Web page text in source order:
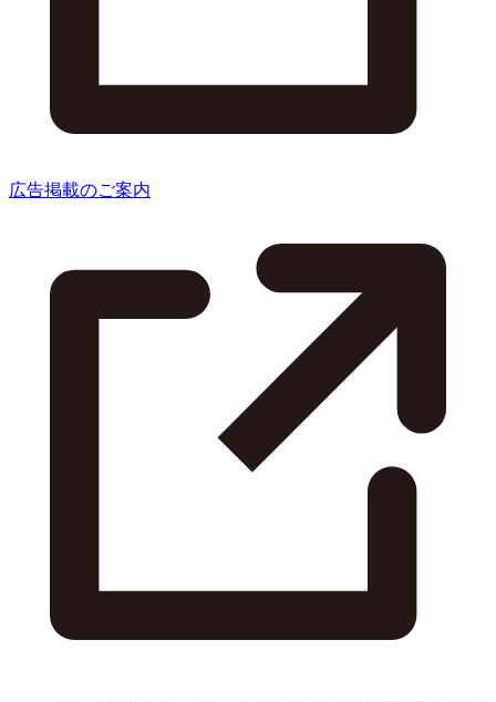
広告掲載のご案内